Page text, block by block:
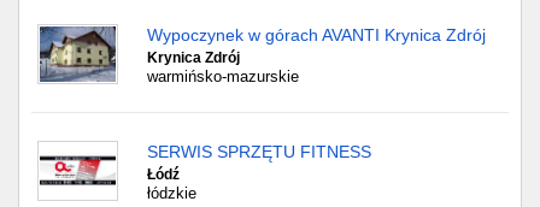
Wypoczynek w górach AVANTI Krynica Zdrój
Krynica Zdrój
warmińsko-mazurskie
SERWIS SPRZĘTU FITNESS
Łódź
łódzkie